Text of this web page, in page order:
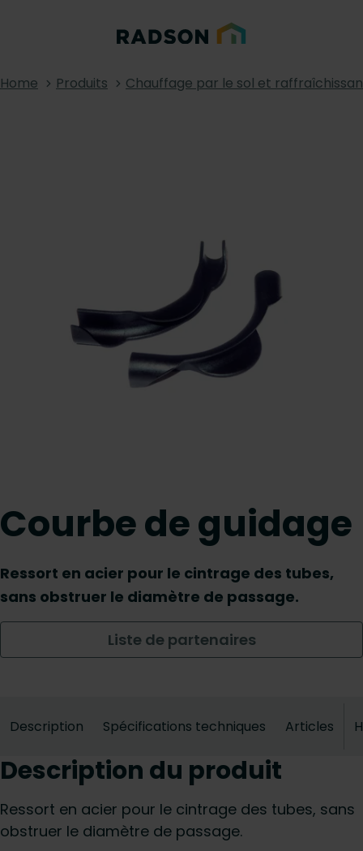
Home Produits Chauffage par le sol et
Courbe de guidage
Ressort en acier pour le cintrage des tubes,
sans obstruer le diamètre de passage.
Liste de partenaires
Description Spécifications techniques Articles
Description du produit
Ressort en acier pour le cintrage des tubes, sans
obstruer le diamètre de passage.